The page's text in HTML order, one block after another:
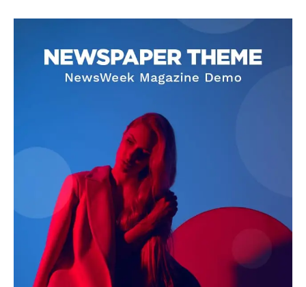
AIN NEWS 1
Contact Us
Privacy Policy
Terms of Use Agreement
Facebook
X WhatsApp
Share